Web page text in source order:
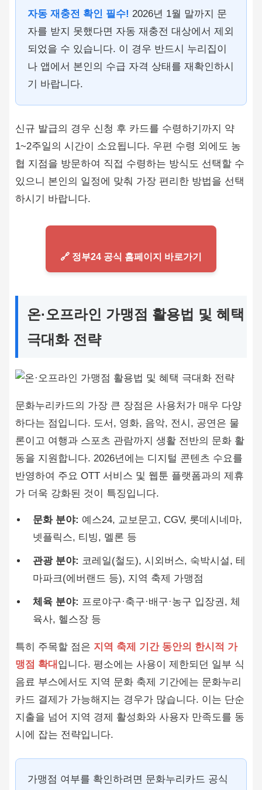
자동 재충전 확인 필수! 2026년 1월 말까지 문
자를 받지 못했다면 자동 재충전 대상에서 제외
되었을 수 있습니다. 이 경우 반드시 누리집이
나 앱에서 본인의 수급 자격 상태를 재확인하시
기 바랍니다.
신규 발급의 경우 신청 후 카드를 수령하기까지 약
1~2주일의 시간이 소요됩니다. 우편 수령 외에도 농
협 지점을 방문하여 직접 수령하는 방식도 선택할 수
있으니 본인의 일정에 맞춰 가장 편리한 방법을 선택
하시기 바랍니다.
🔗 정부24 공식 홈페이지 바로가기
온·오프라인 가맹점 활용법 및 혜택
극대화 전략
문화누리카드의 가장 큰 장점은 사용처가 매우 다양
하다는 점입니다. 도서, 영화, 음악, 전시, 공연은 물
론이고 여행과 스포츠 관람까지 생활 전반의 문화 활
동을 지원합니다. 2026년에는 디지털 콘텐츠 수요를
반영하여 주요 OTT 서비스 및 웹툰 플랫폼과의 제휴
가 더욱 강화된 것이 특징입니다.
문화 분야: 예스24, 교보문고, CGV, 롯데시네마,
넷플릭스, 티빙, 멜론 등
관광 분야: 코레일(철도), 시외버스, 숙박시설, 테
마파크(에버랜드 등), 지역 축제 가맹점
체육 분야: 프로야구·축구·배구·농구 입장권, 체
육사, 헬스장 등
특히 주목할 점은 지역 축제 기간 동안의 한시적 가
맹점 확대 입니다. 평소에는 사용이 제한되던 일부 식
음료 부스에서도 지역 문화 축제 기간에는 문화누리
카드 결제가 가능해지는 경우가 많습니다. 이는 단순
지출을 넘어 지역 경제 활성화와 사용자 만족도를 동
시에 잡는 전략입니다.
가맹점 여부를 확인하려면 문화누리카드 공식